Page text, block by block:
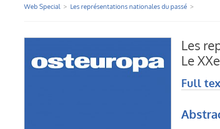
Web Special Les représentations nationales du passé
Les
Le
Full